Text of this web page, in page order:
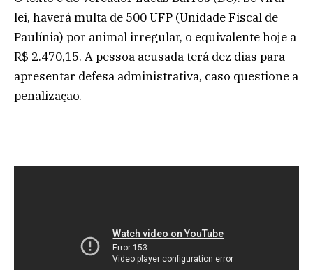
lei, haverá multa de 500 UFP (Unidade Fiscal de
Paulínia) por animal irregular, o equivalente hoje a
R$ 2.470,15. A pessoa acusada terá dez dias para
apresentar defesa administrativa, caso questione a
penalização.